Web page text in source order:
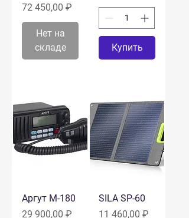
Цена
72 450,00 ₽
Нет на
складе
Купить
Аргут M-180
Цена
29 900,00 ₽
SILA SP-60
Цена
11 460,00 ₽